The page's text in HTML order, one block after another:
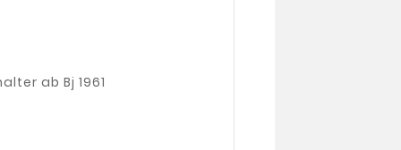
ab Bj 1961